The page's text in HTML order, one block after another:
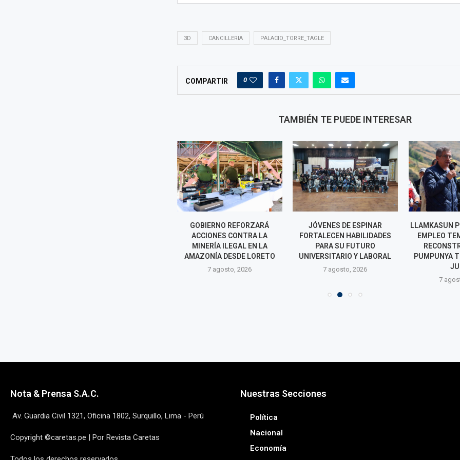
3D CANCILLERIA PALACIO_TORRE_TAGLE
COMPARTIR 0
TAMBIÉN TE PUEDE INTERESAR
GOBIERNO REFORZARÁ
ACCIONES CONTRA LA
MINERÍA ILEGAL EN LA
AMAZONÍA DESDE LORETO
7 agosto, 2026
JÓVENES DE ESPINAR
FORTALECEN HABILIDADES
PARA SU FUTURO
UNIVERSITARIO Y LABORAL
7 agosto, 2026
LLAMKASUN
EMPLEO
PUMPUNYA
7
Nota & Prensa S.A.C.
Av. Guardia Civil 1321, Oficina 1802, Surquillo, Lima - Perú
Copyright ©caretas.pe | Por Revista Caretas
Nuestras Secciones
Política
Nacional
Economía